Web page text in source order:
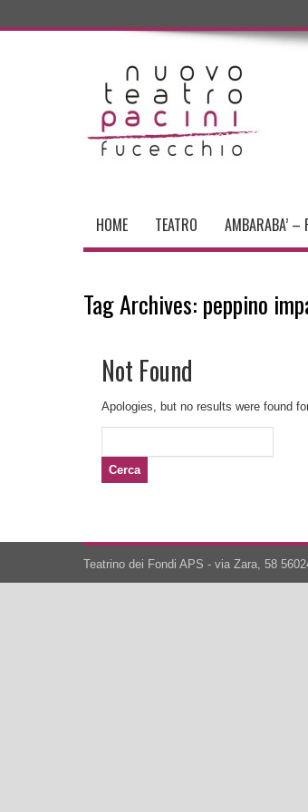
HOME TEATRO AMBARABA’ –
Tag Archives: peppino
Not Found
Apologies, but no results were found
Teatrino dei Fondi APS - via Zara, 58